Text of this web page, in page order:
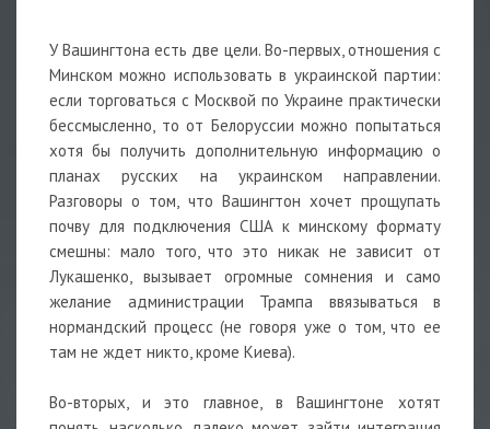
У Вашингтона есть две цели. Во-первых, отношения с
Минском можно использовать в украинской партии:
если торговаться с Москвой по Украине практически
бессмысленно, то от Белоруссии можно попытаться
хотя бы получить дополнительную информацию о
планах русских на украинском направлении.
Разговоры о том, что Вашингтон хочет прощупать
почву для подключения США к минскому формату
смешны: мало того, что это никак не зависит от
Лукашенко, вызывает огромные сомнения и само
желание администрации Трампа ввязываться в
нормандский процесс (не говоря уже о том, что ее
там не ждет никто, кроме Киева).
Во-вторых, и это главное, в Вашингтоне хотят